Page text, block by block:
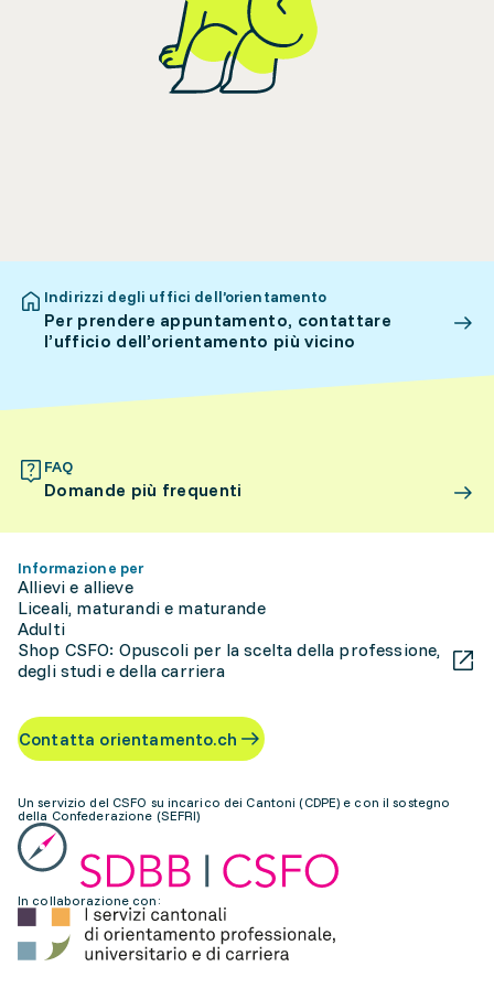
Indirizzi degli uffici dell’orientamento
Per prendere appuntamento, contattare
l’ufficio dell’orientamento più vicino
FAQ
Domande più frequenti
Informazione per
Allievi e allieve
Liceali, maturandi e maturande
Adulti
Shop CSFO: Opuscoli per la scelta della professione,
degli studi e della carriera
Contatta orientamento.ch
Un servizio del CSFO su incarico dei Cantoni (CDPE) e con il sostegno
della Confederazione (SEFRI)
In collaborazione con: